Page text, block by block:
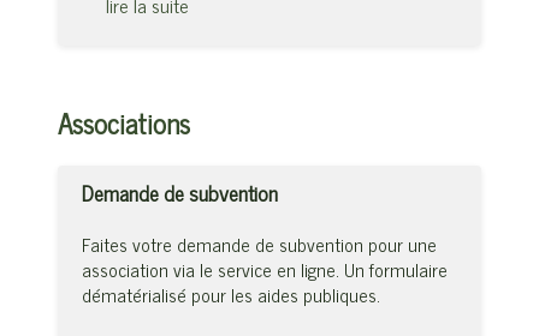
Associations
Demande de subvention
Faites votre demande de subvention pour une
association via le service en ligne. Un formulaire
dématérialisé pour les aides publiques.